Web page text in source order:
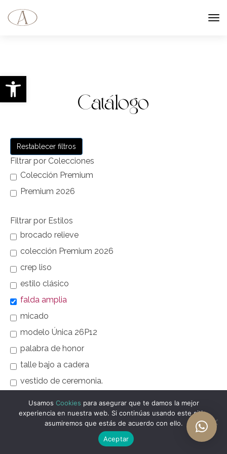
Abrir barra de herramientas
Catálogo
Restablecer filtros
Filtrar por Colecciones
Colección Premium
Premium 2026
Filtrar por Estilos
brocado relieve
colección Premium 2026
crep liso
estilo clásico
falda amplia
micado
modelo Única 26P12
palabra de honor
talle bajo a cadera
vestido de ceremonia.
Usamos Cookies para asegurar que te damos la mejor
experiencia en nuestra web. Si continúas usando este sitio,
asumiremos que estás de acuerdo con ello.
Aceptar